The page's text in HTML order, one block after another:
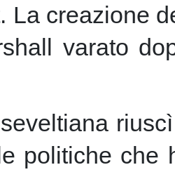
La creazione
varato
politiche che